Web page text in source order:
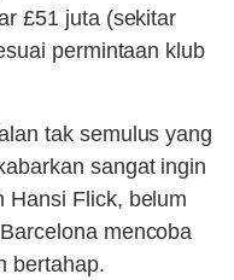
£51 juta (sekitar
permintaan klub
tak semulus yang
sangat ingin
Hansi Flick, belum
mencoba
bertahap.